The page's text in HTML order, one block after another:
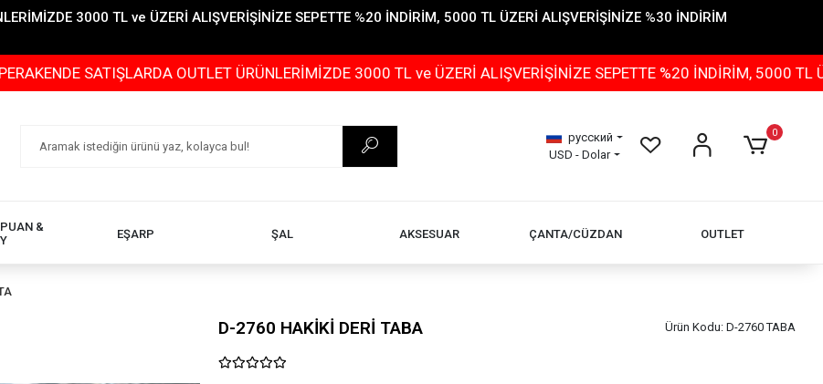
3000 TL ve ÜZERİ ALIŞVERİŞİNİZE SEPETTE %20 İNDİRİM, 5000 TL ÜZERİ ALIŞVERİŞİNİZE %30 İNDİRİM
SATIŞLARDA OUTLET ÜRÜNLERİMİZDE 3000 TL ve ÜZERİ ALIŞVERİŞİNİZE SEPETTE %20 İNDİRİM, 5000 TL ÜZERİ
русский
USD - Dolar
0
&
EŞARP ŞAL AKSESUAR ÇANTA/CÜZDAN OUTLET
D-2760 HAKİKİ DERİ TABA Ürün Kodu: D-2760 TABA